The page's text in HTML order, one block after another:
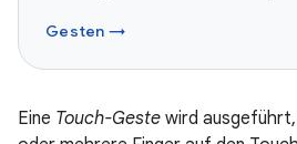
Gesten →
Eine Touch-Geste wird